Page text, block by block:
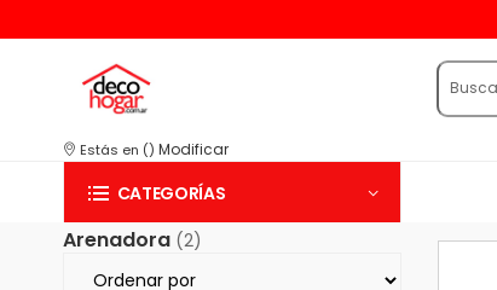
Estás en () Modificar
CATEGORÍAS
Arenadora (2)